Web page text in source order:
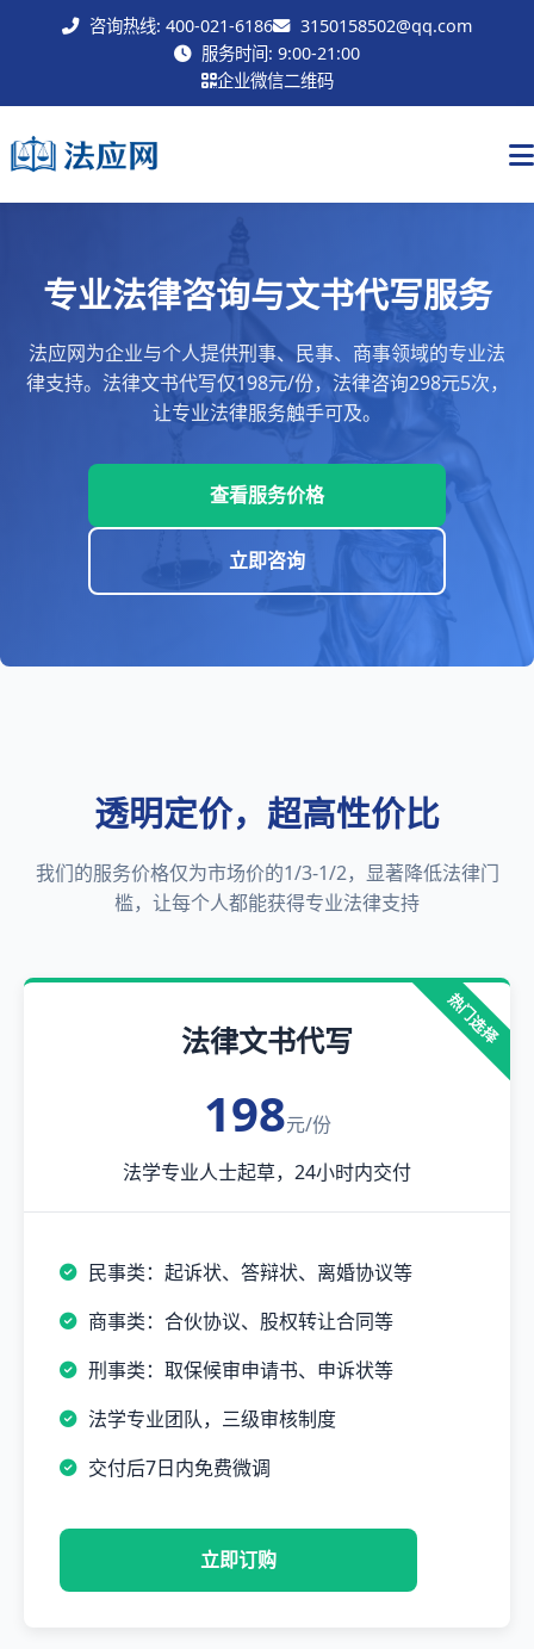
咨询热线: 400-021-6186
3150158502@qq.com
服务时间: 9:00-21:00
企业微信二维码
专业法律咨询与文书代写服务
法应网为企业与个人提供刑事、民事、商事领域的专业法
律支持。法律文书代写仅198元/份，法律咨询298元5次，
让专业法律服务触手可及。
查看服务价格
立即咨询
透明定价，超高性价比
我们的服务价格仅为市场价的1/3-1/2，显著降低法律门
槛，让每个人都能获得专业法律支持
热门选择
法律文书代写
198元/份
法学专业人士起草，24小时内交付
民事类：起诉状、答辩状、离婚协议等
商事类：合伙协议、股权转让合同等
刑事类：取保候审申请书、申诉状等
法学专业团队，三级审核制度
交付后7日内免费微调
立即订购